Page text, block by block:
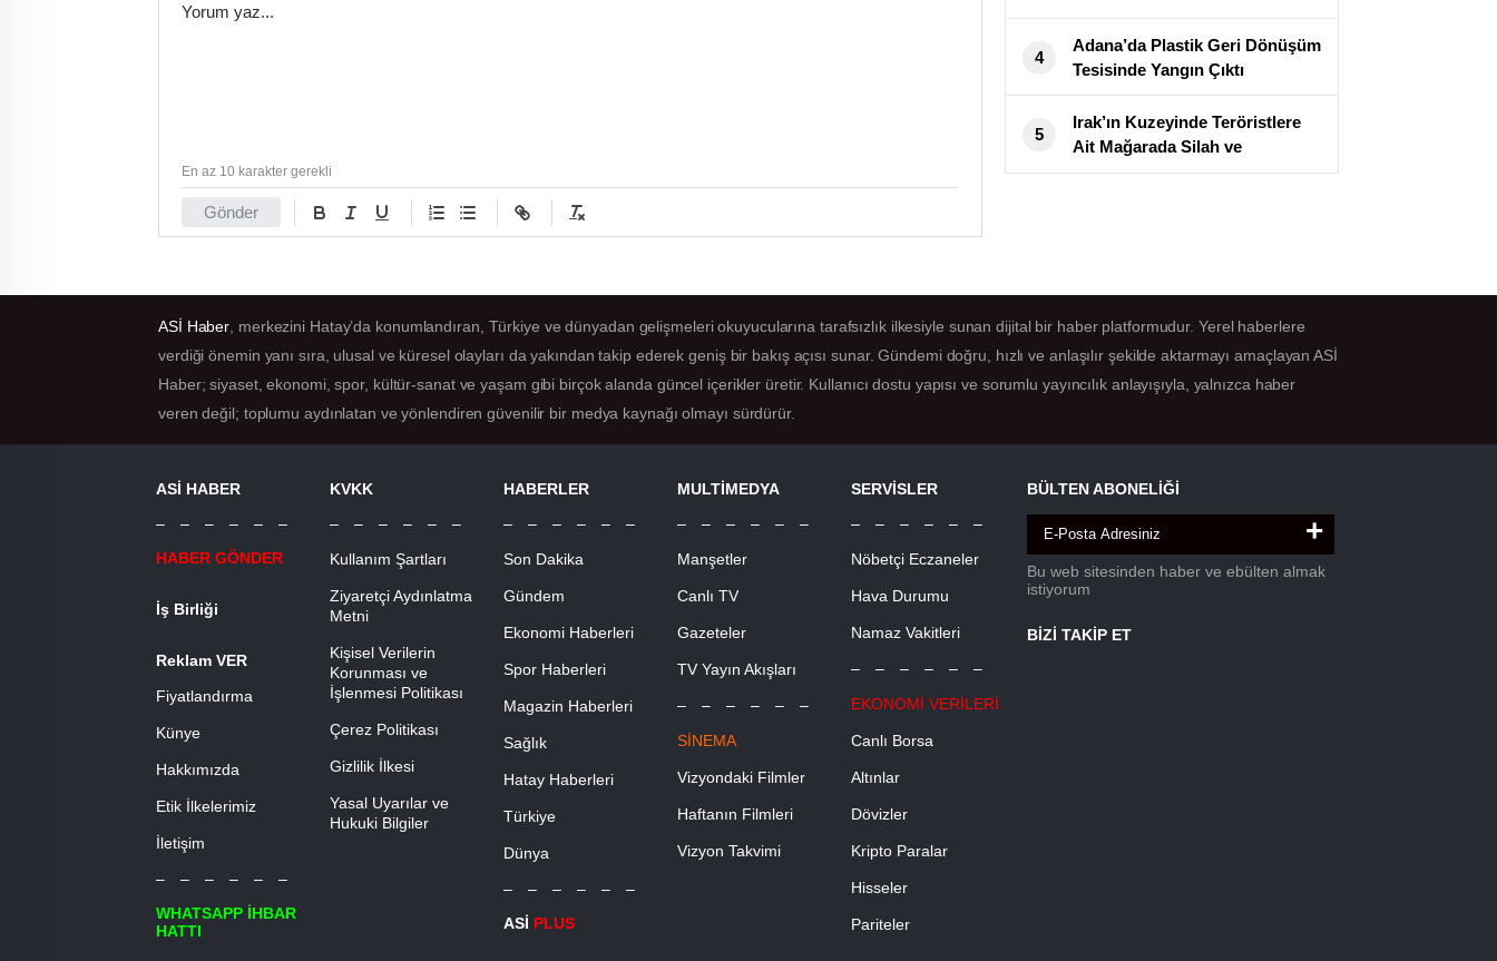
Gönder
En az 10 karakter gerekli
4
Adana’da Plastik Geri Dönüşüm
Tesisinde Yangın Çıktı
5
Irak’ın Kuzeyinde Teröristlere
Ait Mağarada Silah ve
Mühimmat Ele Geçirildi
ASİ Haber , merkezini Hatay’da konumlandıran, Türkiye ve dünyadan gelişmeleri okuyucularına tarafsızlık ilkesiyle sunan dijital bir haber platformudur. Yerel haberlere
verdiği önemin yanı sıra, ulusal ve küresel olayları da yakından takip ederek geniş bir bakış açısı sunar. Gündemi doğru, hızlı ve anlaşılır şekilde aktarmayı amaçlayan ASİ
Haber; siyaset, ekonomi, spor, kültür-sanat ve yaşam gibi birçok alanda güncel içerikler üretir. Kullanıcı dostu yapısı ve sorumlu yayıncılık anlayışıyla, yalnızca haber
veren değil; toplumu aydınlatan ve yönlendiren güvenilir bir medya kaynağı olmayı sürdürür.
ASİ HABER
– – – – – –
HABER GÖNDER
İş Birliği
Reklam VER
Fiyatlandırma
Künye
Hakkımızda
Etik İlkelerimiz
İletişim
– – – – – –
WHATSAPP İHBAR
HATTI
KVKK
– – – – – –
Kullanım Şartları
Ziyaretçi Aydınlatma
Metni
Kişisel Verilerin
Korunması ve
İşlenmesi Politikası
Çerez Politikası
Gizlilik İlkesi
Yasal Uyarılar ve
Hukuki Bilgiler
HABERLER
– – – – – –
Son Dakika
Gündem
Ekonomi Haberleri
Spor Haberleri
Magazin Haberleri
Sağlık
Hatay Haberleri
Türkiye
Dünya
– – – – – –
ASİ PLUS
MULTİMEDYA
– – – – – –
Manşetler
Canlı TV
Gazeteler
TV Yayın Akışları
– – – – – –
SİNEMA
Vizyondaki Filmler
Haftanın Filmleri
Vizyon Takvimi
SERVİSLER
– – – – – –
Nöbetçi Eczaneler
Hava Durumu
Namaz Vakitleri
– – – – – –
EKONOMİ VERİLERİ
Canlı Borsa
Altınlar
Dövizler
Kripto Paralar
Hisseler
Pariteler
BÜLTEN ABONELİĞİ
+
Bu web sitesinden haber ve ebülten almak
istiyorum
BİZİ TAKİP ET